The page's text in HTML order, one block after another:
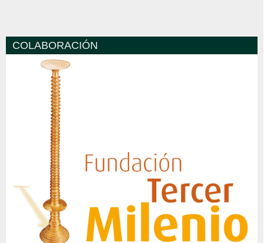
COLABORACIÓN